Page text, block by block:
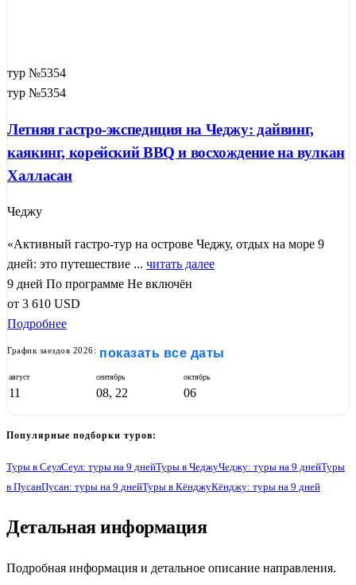
3
тур №5354
тур №5354
Летняя гастро-экспедиция на Чеджу: дайвинг,
каякинг, корейский BBQ и восхождение на вулкан
Халласан
Чеджу
«Активный гастро-тур на острове Чеджу, отдых на море 9
дней: это путешествие ... читать далее
9 дней По программе Не включён
от 3 610 USD
Подробнее
График заездов 2026: показать все даты
август
11
сентябрь
08, 22
октябрь
06
Популярные подборки туров:
Туры в СеулСеул: туры на 9 днейТуры в ЧеджуЧеджу: туры на 9 днейТуры
в ПусанПусан: туры на 9 днейТуры в КёнджуКёнджу: туры на 9 дней
Детальная информация
Подробная информация и детальное описание направления.